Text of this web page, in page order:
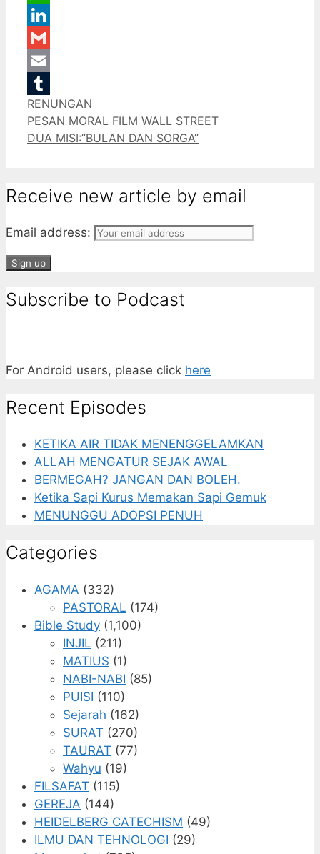
WhatsApp
LinkedIn
Gmail
Email
Tumblr
Categories
RENUNGAN
PESAN MORAL FILM WALL STREET
DUA MISI:”BULAN DAN SORGA”
Receive new article by email
Email address:
Subscribe to Podcast
For Android users, please click here
Recent Episodes
KETIKA AIR TIDAK MENENGGELAMKAN
ALLAH MENGATUR SEJAK AWAL
BERMEGAH? JANGAN DAN BOLEH.
Ketika Sapi Kurus Memakan Sapi Gemuk
MENUNGGU ADOPSI PENUH
Categories
AGAMA (332)
PASTORAL (174)
Bible Study (1,100)
INJIL (211)
MATIUS (1)
NABI-NABI (85)
PUISI (110)
Sejarah (162)
SURAT (270)
TAURAT (77)
Wahyu (19)
FILSAFAT (115)
GEREJA (144)
HEIDELBERG CATECHISM (49)
ILMU DAN TEHNOLOGI (29)